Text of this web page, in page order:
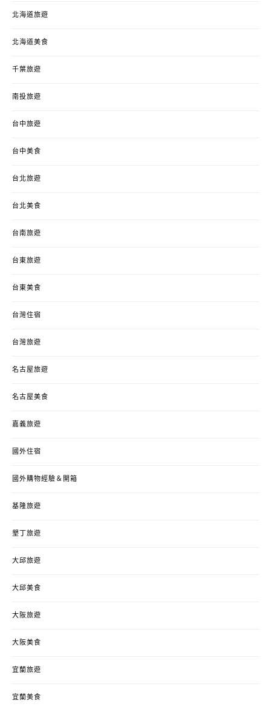
北海道旅遊
北海道美食
千葉旅遊
南投旅遊
台中旅遊
台中美食
台北旅遊
台北美食
台南旅遊
台東旅遊
台東美食
台灣住宿
台灣旅遊
名古屋旅遊
名古屋美食
嘉義旅遊
國外住宿
國外購物經驗＆開箱
基隆旅遊
墾丁旅遊
大邱旅遊
大邱美食
大阪旅遊
大阪美食
宜蘭旅遊
宜蘭美食